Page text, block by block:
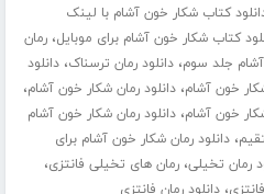
کتاب شکار خون آشام با لینک
کتاب شکار خون آشام برای موبایل،رمان
جلد سوم،دانلود رمان ترسناک،دانلود
خون آشام،دانلود رمان شکار خون آشام،
خون آشام،دانلود رمان شکار خون آشام
،دانلود رمان شکار خون آشام برای
رمان تخیلی،رمان های تخیلی فانتزی،
،دانلود رمان فانتزی